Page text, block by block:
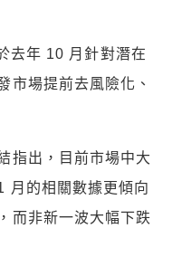
去年 10 月針對潛在
市場提前去風險化、
指出，目前市場中大
月的相關數據更傾向
而非新一波大幅下跌